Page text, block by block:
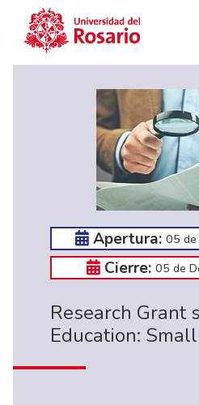
Apertura: 05 de
Cierre: 05 de
Research Grant
Education: Small